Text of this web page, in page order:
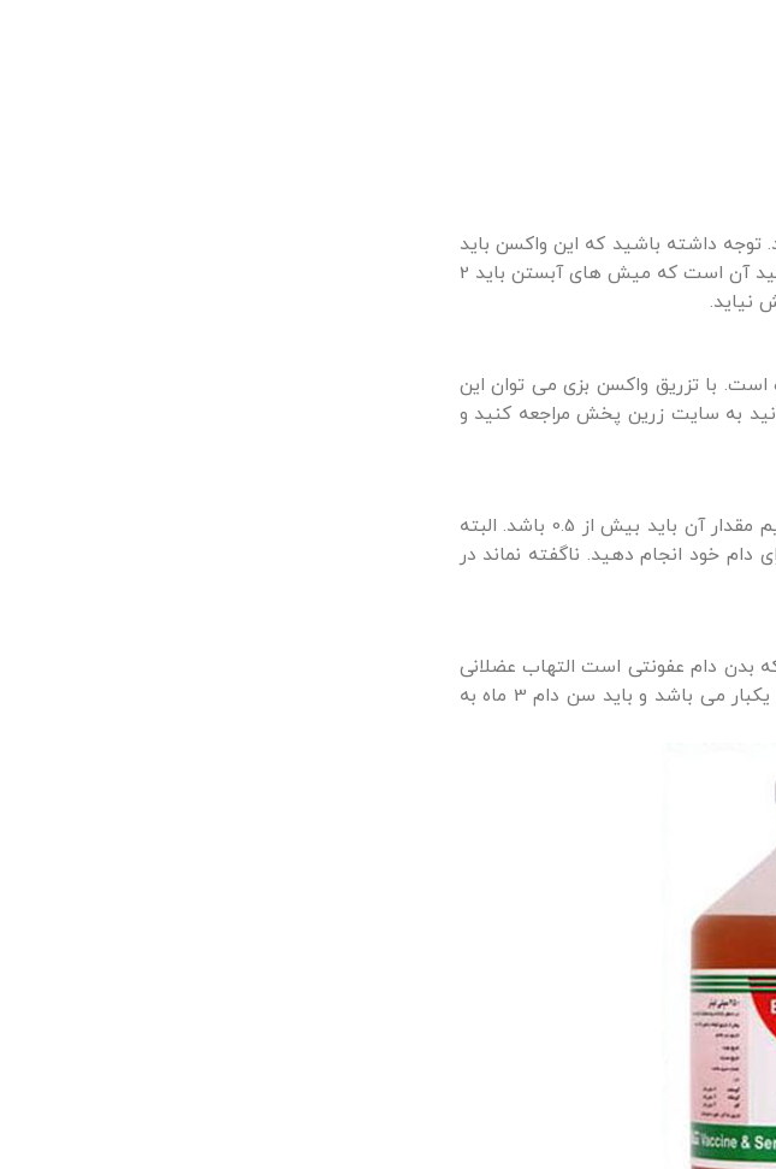
توجه داشته باشید که این واکسن باید
به طور مرتب هر شش ماه یک بار انجام شود. از دیگر مواردی که باید در مورد این نوع واکسن بدانید آن است که میش های آبستن باید 2
نیاید.
با تزریق واکسن بزی می توان این
به سایت زرین پخش مراجعه کنید و
برای تزریق این واکسن حتما باید به مقداری که بر روی جلد یا پزشک نوشته شده است توجه کنیم مقدار آن باید بیش از 0.5 باشد. البته
خود انجام دهید. ناگفته نماند در
بدن دام عفونتی است التهاب عضلانی
و توکسمی دارد. این بیماری بیشتر در گاوها، گاومیش و بزها رایج تر می باشد. زمان تزریق ساله یکبار می باشد و باید سن دام 3 ماه به